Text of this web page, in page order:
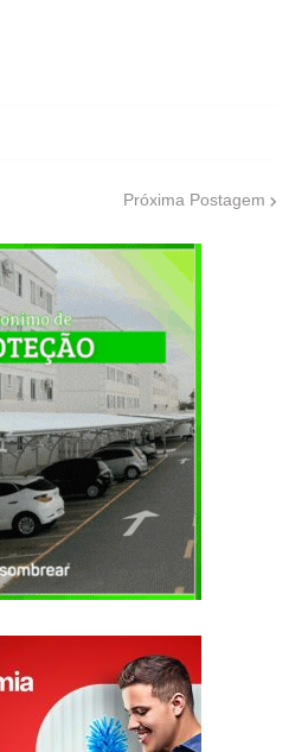
Próxima Postagem